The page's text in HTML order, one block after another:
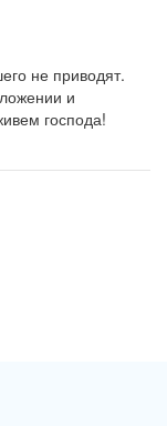
не приводят.
и
господа!